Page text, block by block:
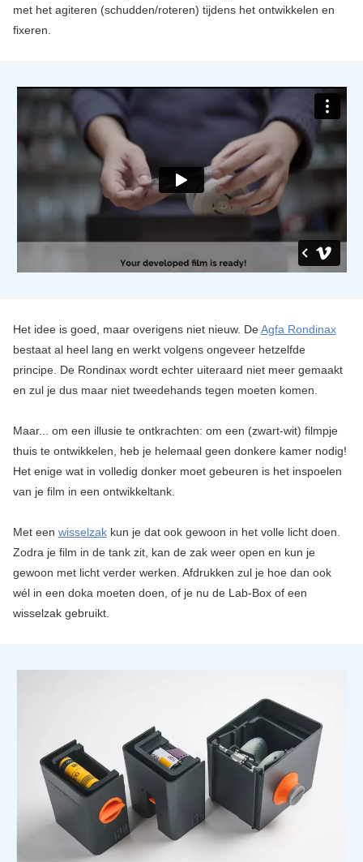
met het agiteren (schudden/roteren) tijdens het ontwikkelen en
fixeren.
Het idee is goed, maar overigens niet nieuw. DeAgfa Rondinax
bestaat al heel lang en werkt volgens ongeveer hetzelfde
principe. De Rondinax wordt echter uiteraard niet meer gemaakt
en zul je dus maar niet tweedehands tegen moeten komen.
Maar... om een illusie te ontkrachten: om een (zwart-wit) filmpje
thuis te ontwikkelen, heb je helemaal geen donkere kamer nodig!
Het enige wat in volledig donker moet gebeuren is het inspoelen
van je film in een ontwikkeltank.
Met een wisselzakkun je dat ook gewoon in het volle licht doen.
Zodra je film in de tank zit, kan de zak weer open en kun je
gewoon met licht verder werken. Afdrukken zul je hoe dan ook
wél in een doka moeten doen, of je nu de Lab-Box of een
wisselzak gebruikt.